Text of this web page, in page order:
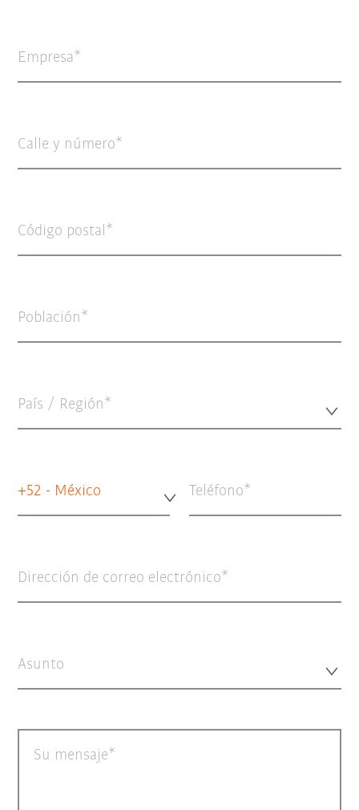
Empresa
Calle y número
Código postal
Población
País / Región*
+52 - México Teléfono
Dirección de correo electrónico
Asunto
Su mensaje